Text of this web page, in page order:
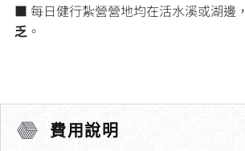
■ 每日健行紮營營地均在活水溪或湖邊，
乏 。
費用說明